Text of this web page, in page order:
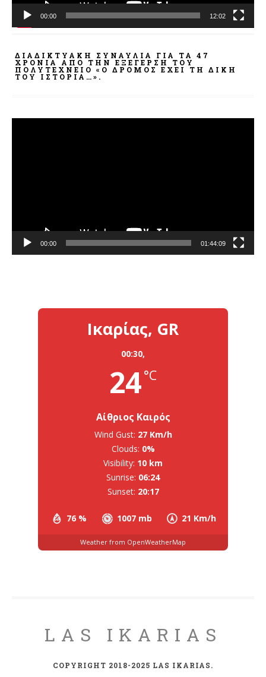
00:00 12:02
ΔΙΑΔΙΚΤΥΑΚΉ ΣΥΝΑΥΛΊΑ ΓΙΑ ΤΑ 47
ΧΡΌΝΙΑ ΑΠΌ ΤΗΝ ΕΞΈΓΕΡΣΗ ΤΟΥ
ΠΟΛΥΤΕΧΝΕΊΟ «Ο ΔΡΌΜΟΣ ΈΧΕΙ ΤΗ ΔΙΚΉ
ΤΟΥ ΙΣΤΟΡΊΑ…».
00:00 01:44:09
Ικαρίας, GR
00:30,
24°C
Αίθριος Καιρός
76 % 1007 mb 21 Km/h
Wind Gust: 27 Km/h
Clouds: 0%
Visibility: 10 km
Sunrise: 06:24
Sunset: 20:17
Weather from OpenWeatherMap
LAS IKARIAS
COPYRIGHT 2018-2025 LAS IKARIAS.